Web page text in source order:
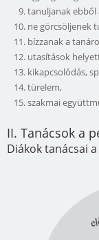
tanuljanak ebből
ne görcsöljenek
bízzanak a
utasítások
kikapcsolódás,
türelem,
szakmai
II. Tanácsok a
Diákok tanácsai